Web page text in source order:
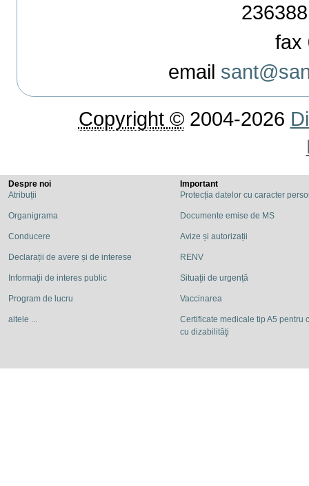
fax
email
Copyright ©2004-2026
Despre noi
Atribuții
Organigrama
Conducere
Declarații de avere și de interese
Informaţii de interes public
Program de lucru
altele ...
Important
Protecția datelor cu caracter
Documente emise de MS
Avize și autorizații
RENV
Situaţii de urgență
Vaccinarea
Certificate medicale tip A5 pentru
cu dizabilităţi